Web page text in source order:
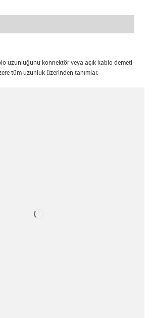
uzunluğunu konnektör veya açık kablo demeti
tüm uzunluk üzerinden tanımlar.